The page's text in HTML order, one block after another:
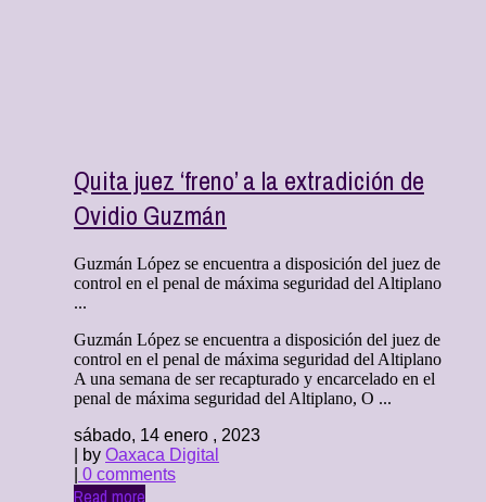
Quita juez ‘freno’ a la extradición de
Ovidio Guzmán
Guzmán López se encuentra a disposición del juez de
control en el penal de máxima seguridad del Altiplano
...
Guzmán López se encuentra a disposición del juez de
control en el penal de máxima seguridad del Altiplano
A una semana de ser recapturado y encarcelado en el
penal de máxima seguridad del Altiplano, O ...
sábado, 14 enero , 2023
| by Oaxaca Digital
0 comments
Read more